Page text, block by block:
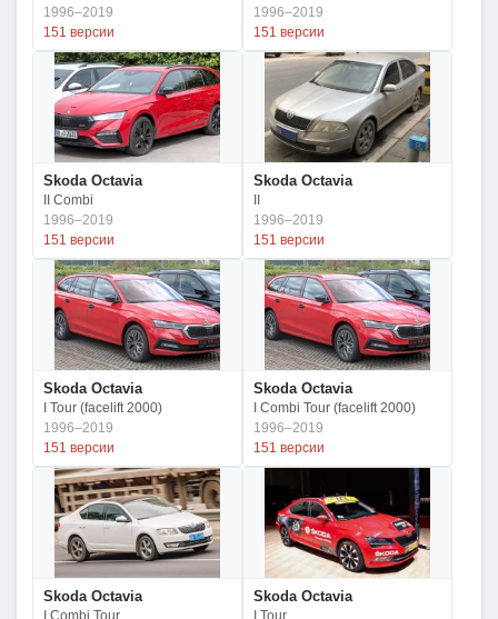
1996–2019
151 версии
1996–2019
151 версии
Skoda Octavia
II Combi
1996–2019
151 версии
Skoda Octavia
1996–2019
151 версии
Skoda Octavia
I Tour (facelift 2000)
1996–2019
151 версии
Skoda Octavia
I Combi Tour (facelift 2000)
1996–2019
151 версии
Skoda Octavia
I Combi Tour
Skoda Octavia
I Tour